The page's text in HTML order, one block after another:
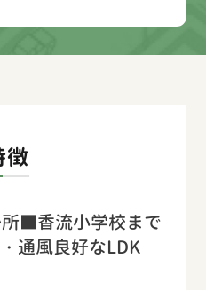
徴
■香流小学校まで
通風良好なLDK